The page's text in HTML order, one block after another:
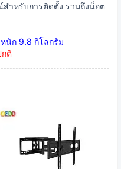
ำหรับการติดตั้ง รวมถึงน็อต
นัก 9.8 กิโลกรัม
ติ